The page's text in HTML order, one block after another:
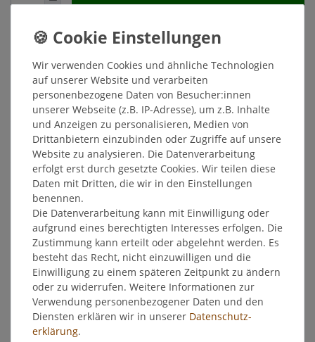
Wunschliste
* inkl. ges. MwSt. zzgl.Versandkosten
Beschreibung
Weitere Details
EU-Verantwortlicher
Hersteller
Bombastus Hagebuttenschalen ohne
Samen-Tee - Früchtetee - 170 g loser Tee
Wir verwenden Cookies und ähnliche Technologien
auf unserer Website und verarbeiten
personenbezogene Daten von Besucher:innen
unserer Webseite (z.B. IP-Adresse), um z.B. Inhalte
und Anzeigen zu personalisieren, Medien von
Drittanbietern einzubinden oder Zugriffe auf unsere
Website zu analysieren. Die Datenverarbeitung
erfolgt erst durch gesetzte Cookies. Wir teilen diese
Daten mit Dritten, die wir in den Einstellungen
benennen.
Die Datenverarbeitung kann mit Einwilligung oder
aufgrund eines berechtigten Interesses erfolgen. Die
Zustimmung kann erteilt oder abgelehnt werden. Es
besteht das Recht, nicht einzuwilligen und die
Einwilligung zu einem späteren Zeitpunkt zu ändern
oder zu widerrufen. Weitere Informationen zur
Verwendung personenbezogener Daten und den
Diensten erklären wir in unserer Daten­schutz­
erklärung.